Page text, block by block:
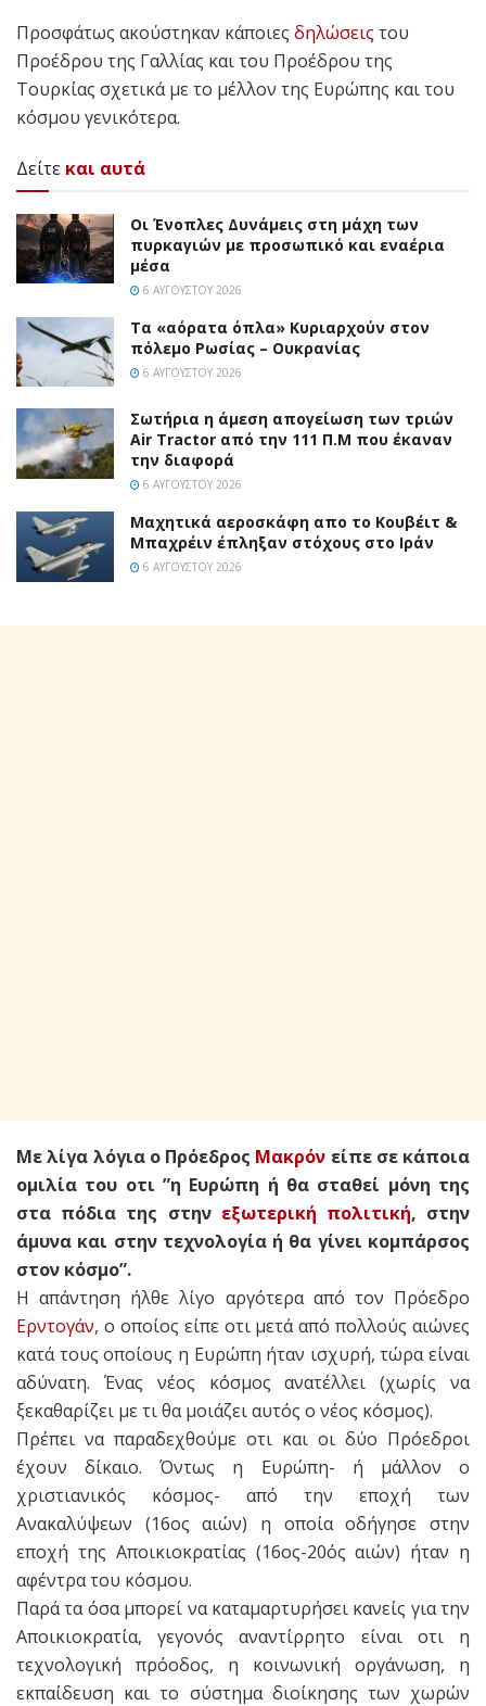
Προσφάτως ακούστηκαν κάποιες δηλώσεις του
Προέδρου της Γαλλίας και του Προέδρου της
Τουρκίας σχετικά με το μέλλον της Ευρώπης και του
κόσμου γενικότερα.
Δείτε και αυτά
Οι Ένοπλες Δυνάμεις στη μάχη των
πυρκαγιών με προσωπικό και εναέρια
μέσα
6 ΑΥΓΟΎΣΤΟΥ 2026
Τα «αόρατα όπλα» Κυριαρχούν στον
πόλεμο Ρωσίας – Ουκρανίας
6 ΑΥΓΟΎΣΤΟΥ 2026
Σωτήρια η άμεση απογείωση των τριών
Air Tractor από την 111 Π.M που έκαναν
την διαφορά
6 ΑΥΓΟΎΣΤΟΥ 2026
Mαχητικά αεροσκάφη απο το Κουβέιτ &
Μπαχρέιν έπληξαν στόχους στο Ιράν
6 ΑΥΓΟΎΣΤΟΥ 2026
Με λίγα λόγια ο Πρόεδρος Μακρόν είπε σε κάποια
ομιλία του οτι ”η Ευρώπη ή θα σταθεί μόνη της
στα πόδια της στην εξωτερική πολιτική, στην
άμυνα και στην τεχνολογία ή θα γίνει κομπάρσος
στον κόσμο”.
Η απάντηση ήλθε λίγο αργότερα από τον Πρόεδρο
Ερντογάν, ο οποίος είπε οτι μετά από πολλούς αιώνες
κατά τους οποίους η Ευρώπη ήταν ισχυρή, τώρα είναι
αδύνατη. Ένας νέος κόσμος ανατέλλει (χωρίς να
ξεκαθαρίζει με τι θα μοιάζει αυτός ο νέος κόσμος).
Πρέπει να παραδεχθούμε οτι και οι δύο Πρόεδροι
έχουν δίκαιο. Όντως η Ευρώπη- ή μάλλον ο
χριστιανικός κόσμος- από την εποχή των
Ανακαλύψεων (16ος αιών) η οποία οδήγησε στην
εποχή της Αποικιοκρατίας (16ος-20ός αιών) ήταν η
αφέντρα του κόσμου.
Παρά τα όσα μπορεί να καταμαρτυρήσει κανείς για την
Αποικιοκρατία, γεγονός αναντίρρητο είναι οτι η
τεχνολογική πρόοδος, η κοινωνική οργάνωση, η
εκπαίδευση και το σύστημα διοίκησης των χωρών